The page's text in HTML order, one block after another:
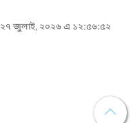
২৭ জুলাই, ২০২৬ এ ১২:৫৬:৫২